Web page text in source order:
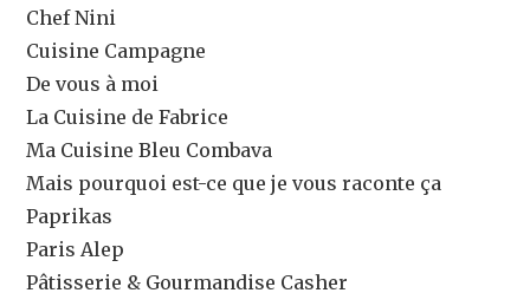
Chef Nini
Cuisine Campagne
De vous à moi
La Cuisine de Fabrice
Ma Cuisine Bleu Combava
Mais pourquoi est-ce que je vous raconte ça
Paprikas
Paris Alep
Pâtisserie & Gourmandise Casher